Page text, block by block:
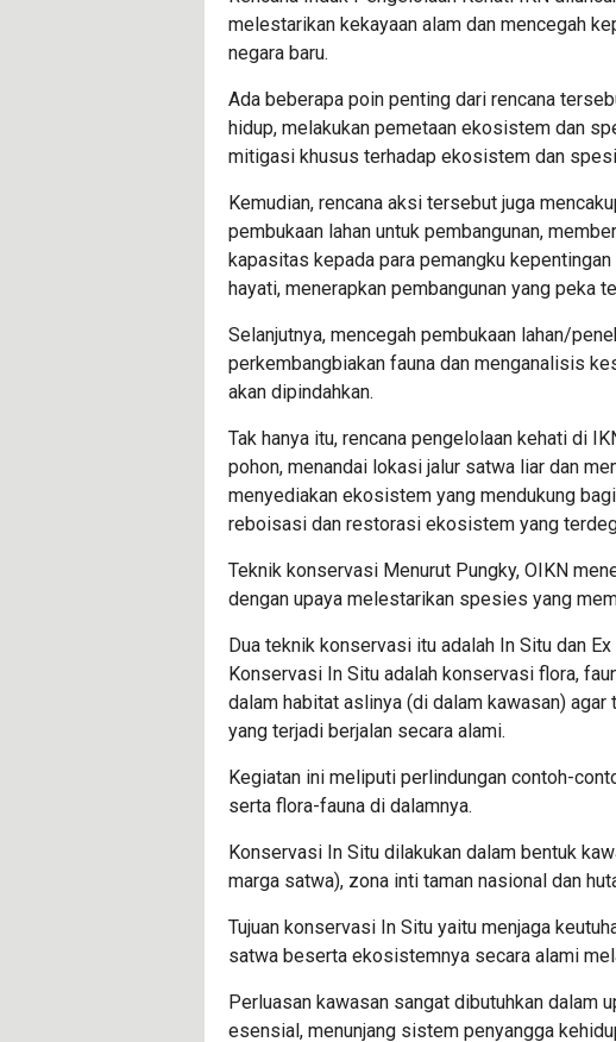
melestarikan kekayaan alam dan mencegah
negara baru.
Ada beberapa poin penting dari rencana
hidup, melakukan pemetaan ekosistem dan
mitigasi khusus terhadap ekosistem dan
Kemudian, rencana aksi tersebut juga
pembukaan lahan untuk pembangunan,
kapasitas kepada para pemangku
hayati, menerapkan pembangunan yang peka
Selanjutnya, mencegah pembukaan lahan/
perkembangbiakan fauna dan menganalisis
akan dipindahkan.
Tak hanya itu, rencana pengelolaan kehati di
pohon, menandai lokasi jalur satwa liar dan
menyediakan ekosistem yang mendukung
reboisasi dan restorasi ekosistem yang
Teknik konservasi Menurut Pungky, OIKN
dengan upaya melestarikan spesies yang
Dua teknik konservasi itu adalah In Situ dan Ex
Konservasi In Situ adalah konservasi flora,
dalam habitat aslinya (di dalam kawasan)
yang terjadi berjalan secara alami.
Kegiatan ini meliputi perlindungan contoh-
serta flora-fauna di dalamnya.
Konservasi In Situ dilakukan dalam bentuk
marga satwa), zona inti taman nasional dan
Tujuan konservasi In Situ yaitu menjaga
satwa beserta ekosistemnya secara alami
Perluasan kawasan sangat dibutuhkan dalam
esensial, menunjang sistem penyangga